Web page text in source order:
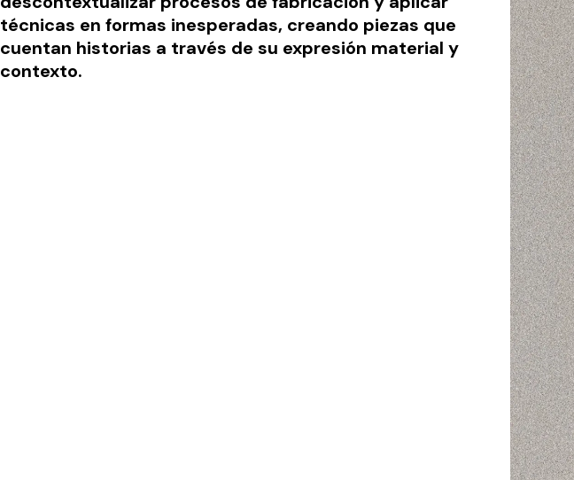
técnicas en formas inesperadas, creando piezas que
cuentan historias a través de su expresión material y
contexto.